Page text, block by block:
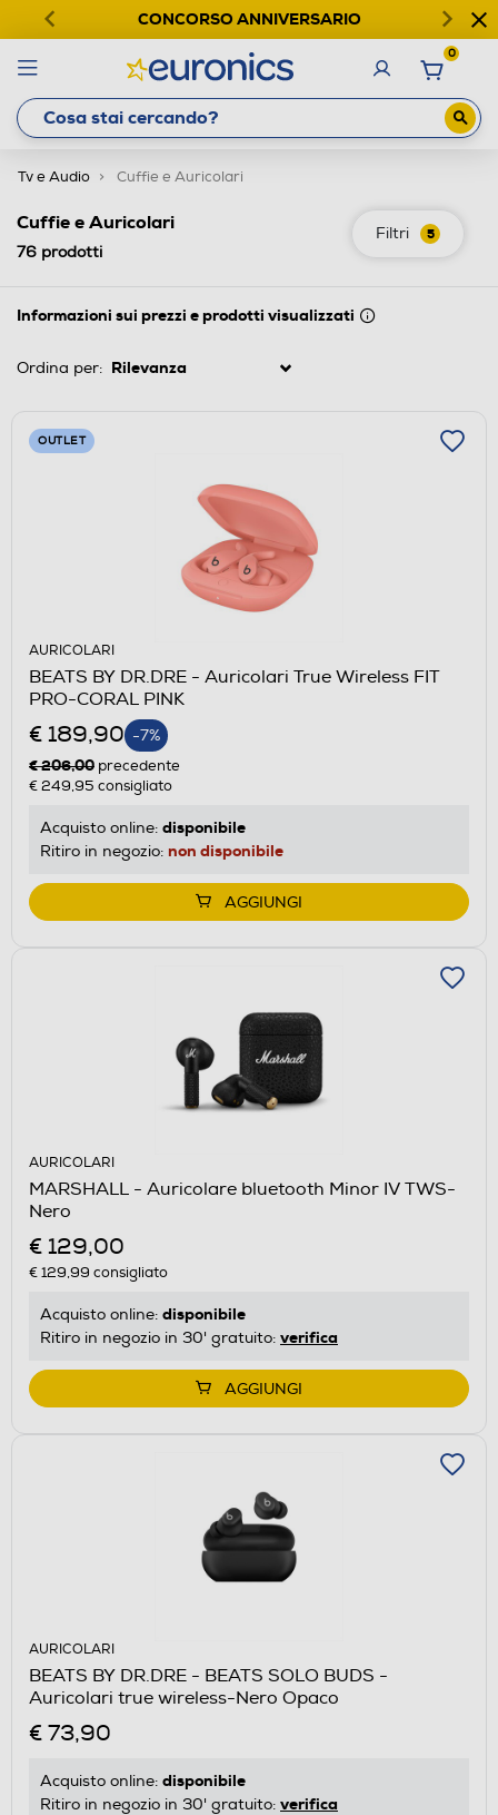
CONCORSO ANNIVERSARIO
0
Tv e Audio Cuffie e Auricolari
Filtri 5
Cuffie e Auricolari
76 prodotti
Informazioni sui prezzi e prodotti visualizzati
Ordina per:
OUTLET
AURICOLARI
BEATS BY DR.DRE - Auricolari True Wireless FIT
PRO-CORAL PINK
€ 189,90 -7%
€ 206,00 precedente
€ 249,95 consigliato
Acquisto online: disponibile
Ritiro in negozio: non disponibile
AGGIUNGI
AURICOLARI
MARSHALL - Auricolare bluetooth Minor IV TWS-
Nero
€ 129,00
€ 129,99 consigliato
Acquisto online: disponibile
Ritiro in negozio in 30' gratuito: verifica
AGGIUNGI
AURICOLARI
BEATS BY DR.DRE - BEATS SOLO BUDS -
Auricolari true wireless-Nero Opaco
€ 73,90
Acquisto online: disponibile
Ritiro in negozio in 30' gratuito: verifica